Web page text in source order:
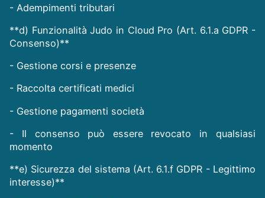
- Adempimenti tributari
**d) Funzionalità Judo in Cloud Pro (Art. 6.1.a GDPR -
Consenso)**
- Gestione corsi e presenze
- Raccolta certificati medici
- Gestione pagamenti società
- Il consenso può essere revocato in qualsiasi
momento
**e) Sicurezza del sistema (Art. 6.1.f GDPR - Legittimo
interesse)**